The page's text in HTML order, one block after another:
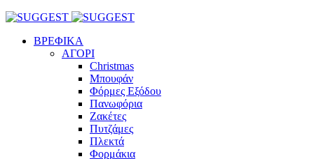
ΒΡΕΦΙΚΑ
ΑΓΟΡΙ
Christmas
Μπουφάν
Φόρμες Εξόδου
Πανωφόρια
Ζακέτες
Πυτζάμες
Πλεκτά
Φορμάκια